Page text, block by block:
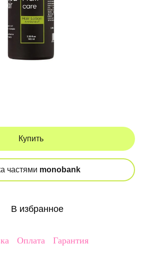
Купить
частями monobank
В избранное
Оплата Гарантия